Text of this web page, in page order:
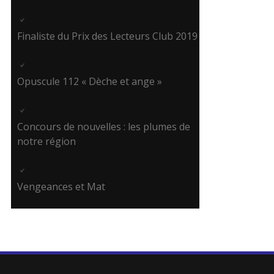
Finaliste du Prix des Lecteurs Club 2019
Opuscule 112 « Dèche et ange »
Concours de nouvelles : les plumes de
notre région
Vengeances et Mat